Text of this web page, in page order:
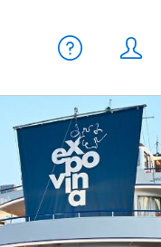
Meta Navigation
Aiuto
Login